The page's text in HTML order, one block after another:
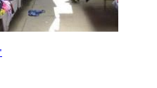
زيادة